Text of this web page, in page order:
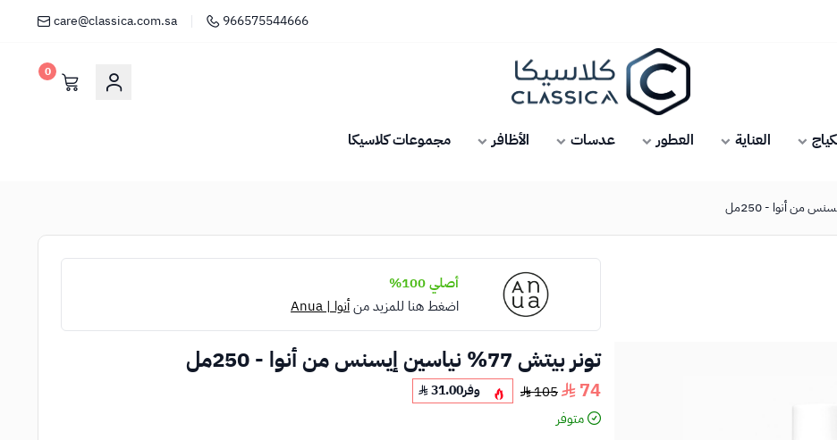
966575544666
care@classica.com.sa
كلاسيكا
0
العناية العطور عدسات الأظافر مجموعات كلاسيكا
أصلي 100%
اضغط هنا للمزيد منأنوا | Anua
تونر بيتش 77% نياسين إيسنس من أنوا - 250مل
74
105 وفر31.00
متوفر